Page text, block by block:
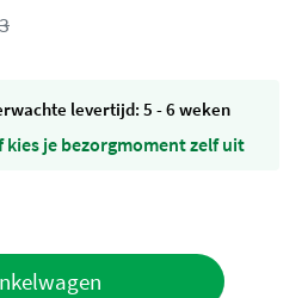
levertijd: 5 - 6 weken
kies je bezorgmoment zelf uit